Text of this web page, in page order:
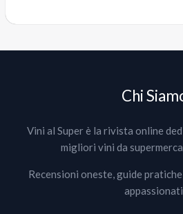
Chi
Vini al Super è la rivista online
migliori vini da
Recensioni oneste, guide